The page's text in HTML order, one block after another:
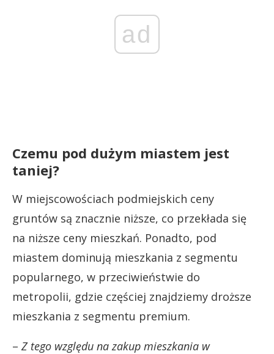
ad
Czemu pod dużym miastem jest
taniej?
W miejscowościach podmiejskich ceny
gruntów są znacznie niższe, co przekłada się
na niższe ceny mieszkań. Ponadto, pod
miastem dominują mieszkania z segmentu
popularnego, w przeciwieństwie do
metropolii, gdzie częściej znajdziemy droższe
mieszkania z segmentu premium.
– Z tego względu na zakup mieszkania w